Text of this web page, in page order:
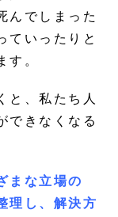
んでしまった
ていったりと
す。
と、私たち人
できなくなる
まな立場の
理し、解決方